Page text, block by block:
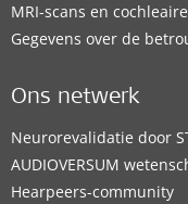
MRI-scans en
Gegevens over de
Ons netwerk
Neurorevalidatie door
AUDIOVERSUM
Hearpeers-community